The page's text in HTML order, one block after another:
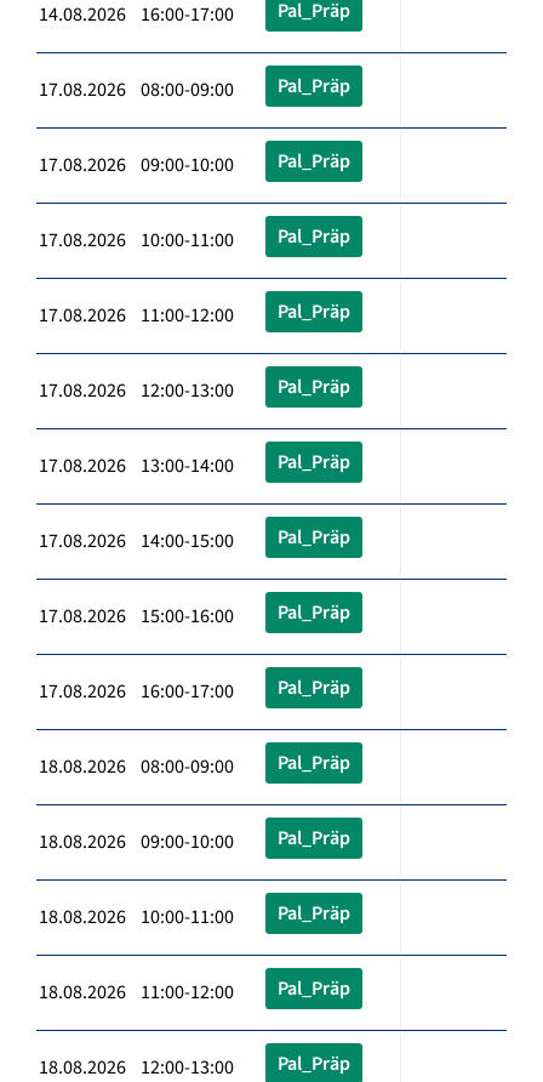
14.08.2026 16:00-17:00 Pal_Präp
17.08.2026 08:00-09:00 Pal_Präp
17.08.2026 09:00-10:00 Pal_Präp
17.08.2026 10:00-11:00 Pal_Präp
17.08.2026 11:00-12:00 Pal_Präp
17.08.2026 12:00-13:00 Pal_Präp
17.08.2026 13:00-14:00 Pal_Präp
17.08.2026 14:00-15:00 Pal_Präp
17.08.2026 15:00-16:00 Pal_Präp
17.08.2026 16:00-17:00 Pal_Präp
18.08.2026 08:00-09:00 Pal_Präp
18.08.2026 09:00-10:00 Pal_Präp
18.08.2026 10:00-11:00 Pal_Präp
18.08.2026 11:00-12:00 Pal_Präp
18.08.2026 12:00-13:00 Pal_Präp